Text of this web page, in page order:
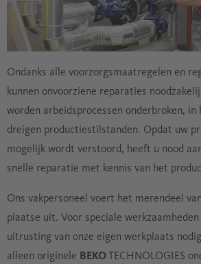
Ondanks alle voorzorgsmaatregelen en
kunnen onvoorziene reparaties
worden arbeidsprocessen onderbroken, in
dreigen productiestilstanden. Opdat uw
mogelijk wordt verstoord, heeft u nood
snelle reparatie met kennis van het
Ons vakpersoneel voert het merendeel
plaatse uit. Voor speciale
uitrusting van onze eigen werkplaats
alleen originele BEKOTECHNOLOGIES